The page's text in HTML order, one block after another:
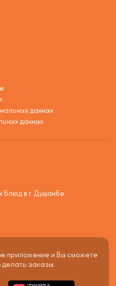
данных
данных
блюд в г. Душанбе
приложение и Вы сможете
делать заказы.